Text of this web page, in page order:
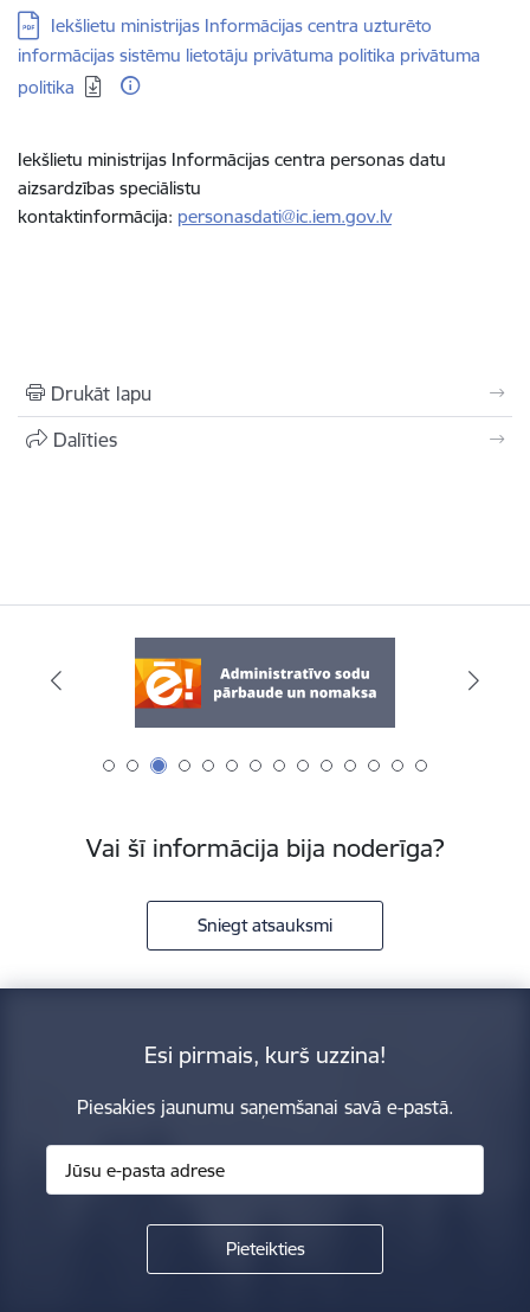
Lejupielādēt:
Iekšlietu ministrijas Informācijas centra uzturēto
informācijas sistēmu lietotāju privātuma politika privātuma
politika
Iekšlietu ministrijas Informācijas centra personas datu
aizsardzības speciālistu
kontaktinformācija: personasdati@ic.iem.gov.lv
Drukāt lapu
Dalīties
Vai šī informācija bija noderīga?
Sniegt atsauksmi
Esi pirmais, kurš uzzina!
Piesakies jaunumu saņemšanai savā e-pastā.